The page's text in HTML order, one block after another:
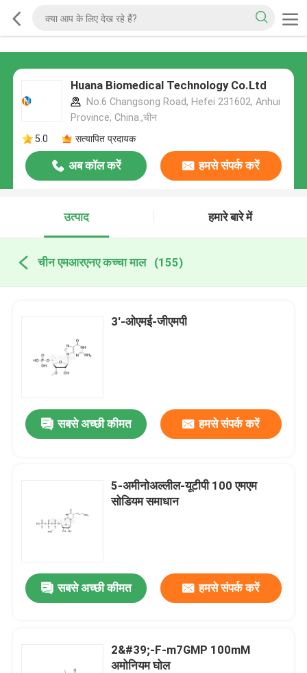
Huana Biomedical Technology Co.Ltd
No.6 Changsong Road, Hefei 231602, Anhui
Province, China.,चीन
5.0
सत्यापित प्रदायक
अब कॉल करें हमसे संपर्क करें
उत्पाद हमारे बारे में
चीन एमआरएनए कच्चा माल (155)
3'-ओएमई-जीएमपी
सबसे अच्छी कीमत हमसे संपर्क करें
5-अमीनोअल्लील-यूटीपी 100 एमएम
सोडियम समाधान
सबसे अच्छी कीमत हमसे संपर्क करें
2&#39;-F-m7GMP 100mM
अमोनियम घोल